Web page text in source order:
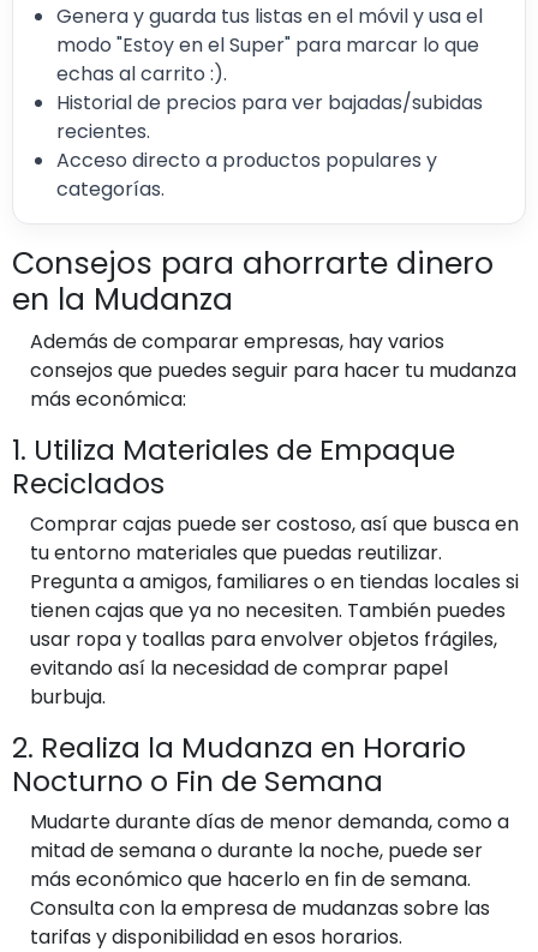
Genera y guarda tus listas en el móvil y usa el
modo "Estoy en el Super" para marcar lo que
echas al carrito :).
Historial de precios para ver bajadas/subidas
recientes.
Acceso directo a productos populares y
categorías.
Consejos para ahorrarte dinero
en la Mudanza
Además de comparar empresas, hay varios
consejos que puedes seguir para hacer tu mudanza
más económica:
1. Utiliza Materiales de Empaque
Reciclados
Comprar cajas puede ser costoso, así que busca en
tu entorno materiales que puedas reutilizar.
Pregunta a amigos, familiares o en tiendas locales si
tienen cajas que ya no necesiten. También puedes
usar ropa y toallas para envolver objetos frágiles,
evitando así la necesidad de comprar papel
burbuja.
2. Realiza la Mudanza en Horario
Nocturno o Fin de Semana
Mudarte durante días de menor demanda, como a
mitad de semana o durante la noche, puede ser
más económico que hacerlo en fin de semana.
Consulta con la empresa de mudanzas sobre las
tarifas y disponibilidad en esos horarios.